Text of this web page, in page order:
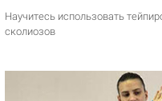
Научитесь использовать
сколиозов